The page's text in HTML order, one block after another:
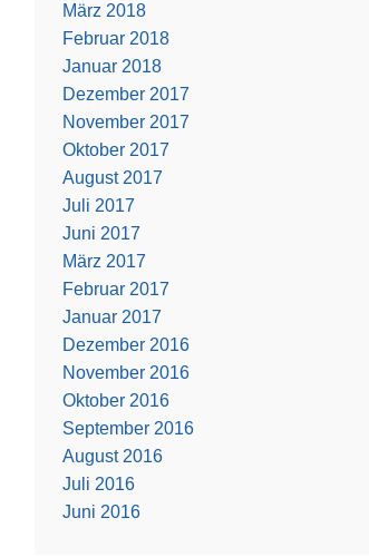
März 2018
Februar 2018
Januar 2018
Dezember 2017
November 2017
Oktober 2017
August 2017
Juli 2017
Juni 2017
März 2017
Februar 2017
Januar 2017
Dezember 2016
November 2016
Oktober 2016
September 2016
August 2016
Juli 2016
Juni 2016